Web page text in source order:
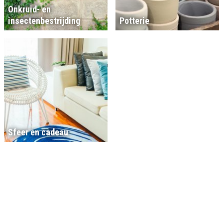
Onkruid- en
insectenbestrijding
Potterie
Sfeer en cadeau